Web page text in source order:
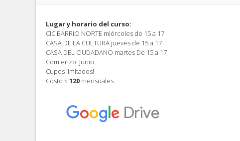
Lugar y horario del curso:
CIC BARRIO NORTE miércoles de 15 a 17
CASA DE LA CULTURA jueves de 15 a 17
CASA DEL CIUDADANO martes De 15 a 17
Comienzo: Junio
Cupos limitados!
Costo $ 120 mensuales